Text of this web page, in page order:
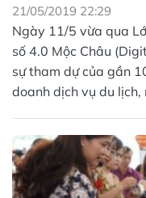
21/05/2019 22:29
Ngày 11/5 vừa qua
số 4.0 Mộc Châu
sự tham dự của gần
doanh dịch vụ du lịch,